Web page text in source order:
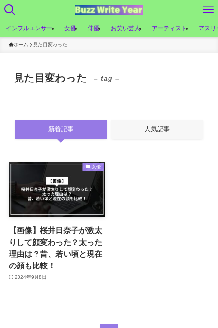
インフルエンサー 女優 俳優 お笑い芸人 アーティスト アスリ
ホーム 見た目変わった
見た目変わった – tag –
新着記事 人気記事
女優
【画像】桜井日奈子が激太
りして顔変わった？太った
理由は？昔、若い頃と現在
の顔も比較！
2024年9月8日